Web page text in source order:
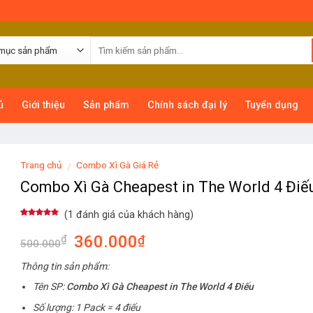
Giới thiệu Sản phẩm Chính sách đại lý Tuyển dụng
Trang chủ / Combo Xì Gà Giá Rẻ
Combo Xì Gà Cheapest in The World 4
đánh giá
(1 đánh giá của khách hàng)
500.000₫ 360.000₫
Thông tin sản phẩm:
Tên SP:Combo Xì Gà Cheapest in The World 4 Điếu
Số lượng: 1 Pack = 4 điếu